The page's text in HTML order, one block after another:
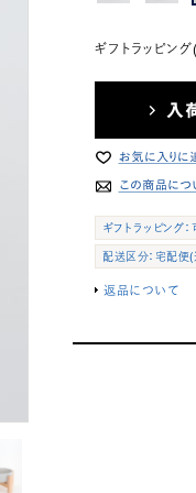
ギフトラッピング
ギフトラッピング
配送区分：宅配便
返品について